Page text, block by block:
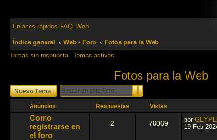
Enlaces rápidos FAQ Web
Índice general Web - Foro
Fotos para la Web
Temas sin respuesta
Temas activos
Fotos para la Web
Nuevo Tema Buscar
Búsqueda avanzada
Anuncios Respuestas Vistas
Como
registrarse en
el foro
2 78069 por
19 Feb